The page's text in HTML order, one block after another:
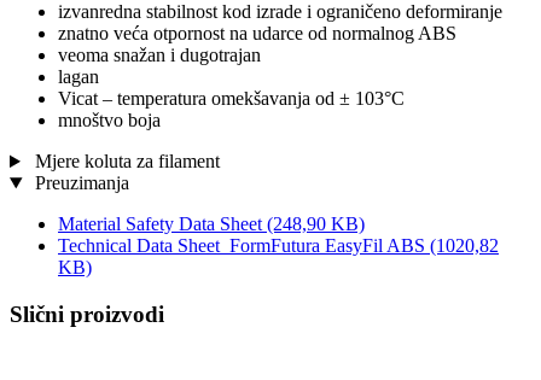
izvanredna stabilnost kod izrade i ograničeno deformiranje
znatno veća otpornost na udarce od normalnog ABS
veoma snažan i dugotrajan
lagan
Vicat – temperatura omekšavanja od ± 103°C
mnoštvo boja
Mjere koluta za filament
Preuzimanja
Material Safety Data Sheet (248,90 KB)
Technical Data Sheet_FormFutura EasyFil ABS (1020,82
KB)
Slični proizvodi